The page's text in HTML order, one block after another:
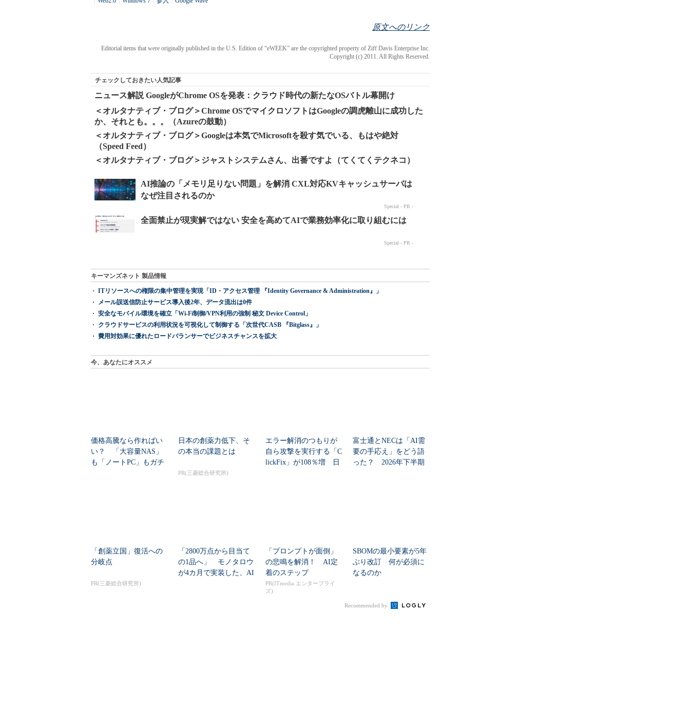
原文へのリンク
Editorial items that were originally published in the U.S. Edition of “eWEEK” are the copyrighted property of Ziff Davis Enterprise Inc.
Copyright (c) 2011. All Rights Reserved.
チェックしておきたい人気記事
ニュース解説 GoogleがChrome OSを発表：クラウド時代の新たなOSバトル幕開け
＜オルタナティブ・ブログ＞Chrome OSでマイクロソフトはGoogleの調虎離山に成功した
か、それとも。。。（Azureの鼓動）
＜オルタナティブ・ブログ＞Googleは本気でMicrosoftを殺す気でいる、もはや絶対
（Speed Feed）
＜オルタナティブ・ブログ＞ジャストシステムさん、出番ですよ（てくてくテクネコ）
キーマンズネット 製品情報
ITリソースへの権限の集中管理を実現「ID・アクセス管理 『Identity Governance & Administration』」
メール誤送信防止サービス導入後2年、データ流出は0件
安全なモバイル環境を確立「Wi-Fi制御/VPN利用の強制 秘文 Device Control」
クラウドサービスの利用状況を可視化して制御する「次世代CASB 『Bitglass』」
費用対効果に優れたロードバランサーでビジネスチャンスを拡大
今、あなたにオススメ
価格高騰なら作ればい
い？ 「大容量NAS」
も「ノートPC」もガチ
日本の創薬力低下、そ
の本当の課題とは
PR(三菱総合研究所)
エラー解消のつもりが
自ら攻撃を実行する「C
lickFix」が108％増 日
富士通とNECは「AI需
要の手応え」をどう語
った？ 2026年下半期
「創薬立国」復活への
分岐点
PR(三菱総合研究所)
「2800万点から目当て
の1品へ」 モノタロウ
が4カ月で実装した、AI
「プロンプトが面倒」
の悲鳴を解消！ AI定
着のステップ
PR(ITmedia エンタープライ
ズ)
SBOMの最小要素が5年
ぶり改訂 何が必須に
なるのか
Recommended by